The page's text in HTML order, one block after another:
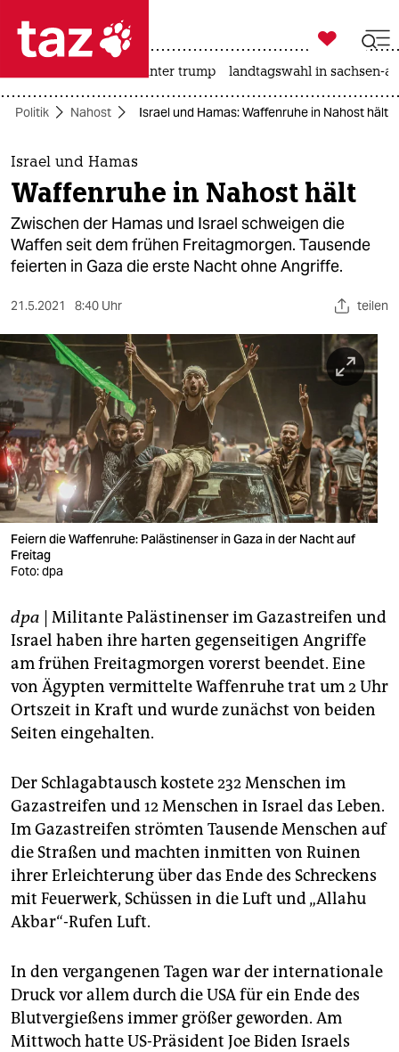
 taz zahl ich
taz zahl ich
themen
politik
öko
sport
berlin
nord
wahrheit
verlag
verlag
shop
fragen & hilfe
unterstützen
abo
epaper login

taz zahl ich
usa unter trump landtagswahl in sachsen-
Politik Nahost Israel und Hamas: Waffenruhe in Nahost hält
Israel und Hamas
Waffenruhe in Nahost hält
Zwischen der Hamas und Israel schweigen die
Waffen seit dem frühen Freitagmorgen. Tausende
feierten in Gaza die erste Nacht ohne Angriffe.
21.5.2021 8:40 Uhr teilen
Feiern die Waffenruhe: Palästinenser in Gaza in der Nacht auf
Freitag
Foto: dpa
dpa | Militante Palästinenser im Gazastreifen und
Israel haben ihre harten gegenseitigen Angriffe
am frühen Freitagmorgen vorerst beendet. Eine
von Ägypten vermittelte Waffenruhe trat um 2 Uhr
Ortszeit in Kraft und wurde zunächst von beiden
Seiten eingehalten.
Der Schlagabtausch kostete 232 Menschen im
Gazastreifen und 12 Menschen in Israel das Leben.
Im Gazastreifen strömten Tausende Menschen auf
die Straßen und machten inmitten von Ruinen
ihrer Erleichterung über das Ende des Schreckens
mit Feuerwerk, Schüssen in die Luft und „Allahu
Akbar“-Rufen Luft.
In den vergangenen Tagen war der internationale
Druck vor allem durch die USA für ein Ende des
Blutvergießens immer größer geworden. Am
Mittwoch hatte US-Präsident Joe Biden Israels